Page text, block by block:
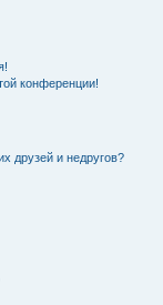
конференции!
друзей и недругов?